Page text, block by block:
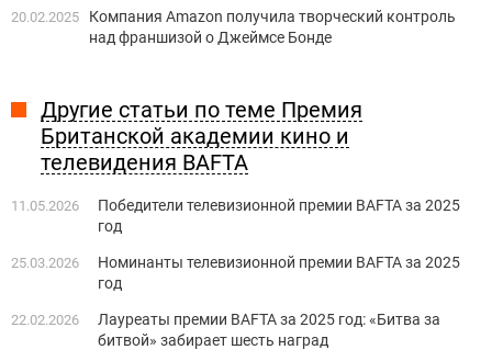
20.02.2025
Компания Amazon получила творческий контроль
над франшизой о Джеймсе Бонде
Другие статьи по теме Премия
Британской академии кино и
телевидения BAFTA
11.05.2026
Победители телевизионной премии BAFTA за 2025
год
25.03.2026
Номинанты телевизионной премии BAFTA за 2025
год
22.02.2026
Лауреаты премии BAFTA за 2025 год: «Битва за
битвой» забирает шесть наград